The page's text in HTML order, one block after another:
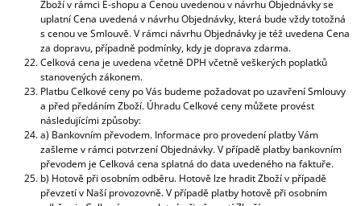
Zboží v rámci E-shopu a Cenou uvedenou v návrhu Objednávky se
uplatní Cena uvedená v návrhu Objednávky, která bude vždy totožná
s cenou ve Smlouvě. V rámci návrhu Objednávky je též uvedena Cena
za dopravu, případně podmínky, kdy je doprava zdarma.
Celková cena je uvedena včetně DPH včetně veškerých poplatků
stanovených zákonem.
Platbu Celkové ceny po Vás budeme požadovat po uzavření Smlouvy
a před předáním Zboží. Úhradu Celkové ceny můžete provést
následujícími způsoby:
a) Bankovním převodem. Informace pro provedení platby Vám
zašleme v rámci potvrzení Objednávky. V případě platby bankovním
převodem je Celková cena splatná do data uvedeného na faktuře.
b) Hotově při osobním odběru. Hotově lze hradit Zboží v případě
převzetí v Naší provozovně. V případě platby hotově při osobním